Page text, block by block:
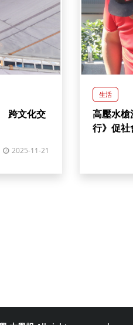
跨文化交
2025-11-21
生活
高壓水
行》促社